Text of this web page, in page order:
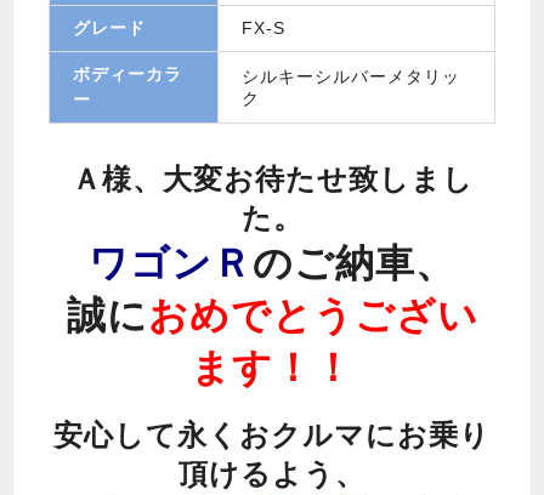
グレード FX-S
ボディーカラ
ー
シルキーシルバーメタリッ
ク
Ａ様、大変お待たせ致しまし
た。
ワゴンＲ のご納車、
誠におめでとうござい
ます！！
安心して永くおクルマにお乗り
頂けるよう、